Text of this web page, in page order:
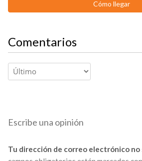
Comentarios
Escribe una opinión
Tu dirección de correo electrónico no